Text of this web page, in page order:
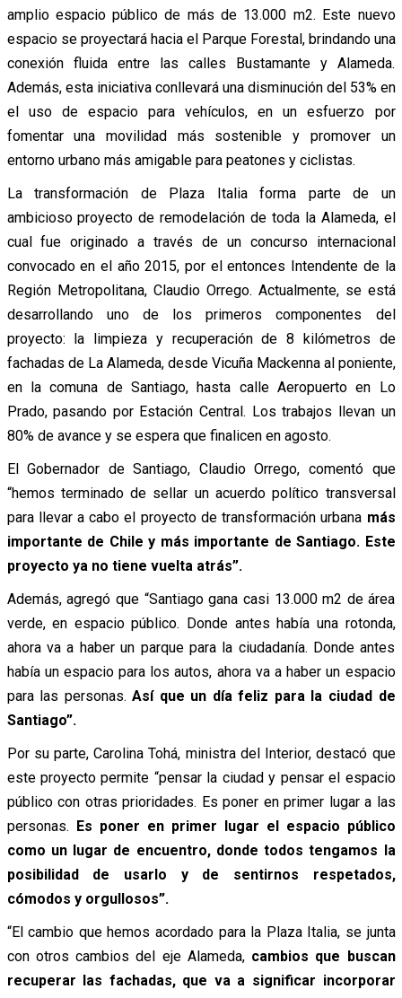
amplio espacio público de más de 13.000 m2. Este nuevo
espacio se proyectará hacia el Parque Forestal, brindando una
conexión fluida entre las calles Bustamante y Alameda.
Además, esta iniciativa conllevará una disminución del 53% en
el uso de espacio para vehículos, en un esfuerzo por
fomentar una movilidad más sostenible y promover un
entorno urbano más amigable para peatones y ciclistas.
La transformación de Plaza Italia forma parte de un
ambicioso proyecto de remodelación de toda la Alameda, el
cual fue originado a través de un concurso internacional
convocado en el año 2015, por el entonces Intendente de la
Región Metropolitana, Claudio Orrego. Actualmente, se está
desarrollando uno de los primeros componentes del
proyecto: la limpieza y recuperación de 8 kilómetros de
fachadas de La Alameda, desde Vicuña Mackenna al poniente,
en la comuna de Santiago, hasta calle Aeropuerto en Lo
Prado, pasando por Estación Central. Los trabajos llevan un
80% de avance y se espera que finalicen en agosto.
El Gobernador de Santiago, Claudio Orrego, comentó que
“hemos terminado de sellar un acuerdo político transversal
para llevar a cabo el proyecto de transformación urbana más
importante de Chile y más importante de Santiago. Este
proyecto ya no tiene vuelta atrás”.
Además, agregó que “Santiago gana casi 13.000 m2 de área
verde, en espacio público. Donde antes había una rotonda,
ahora va a haber un parque para la ciudadanía. Donde antes
había un espacio para los autos, ahora va a haber un espacio
para las personas.Así que un día feliz para la ciudad de
Santiago”.
Por su parte, Carolina Tohá, ministra del Interior, destacó que
este proyecto permite “pensar la ciudad y pensar el espacio
público con otras prioridades. Es poner en primer lugar a las
personas. Es poner en primer lugar el espacio público
como un lugar de encuentro, donde todos tengamos la
posibilidad de usarlo y de sentirnos respetados,
cómodos y orgullosos”.
“El cambio que hemos acordado para la Plaza Italia, se junta
con otros cambios del eje Alameda, cambios que buscan
recuperar las fachadas, que va a significar incorporar